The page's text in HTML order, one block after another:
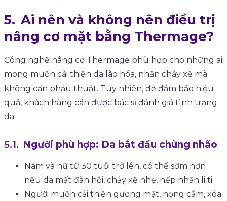
Ai nên và không nên điều trị
nâng cơ mặt bằng Thermage?
Công nghệ nâng cơ Thermage phù hợp cho những ai
mong muốn cải thiện da lão hóa, nhăn chảy xệ mà
không cần phẫu thuật. Tuy nhiên, để đảm bảo hiệu
quả, khách hàng cần được bác sĩ đánh giá tình trạng
da.
Người phù hợp: Da bắt đầu chùng nhão
Nam và nữ từ 30 tuổi trở lên, có thể sớm hơn
nếu da mất đàn hồi, chảy xệ nhẹ, nếp nhăn li ti
Người muốn cải thiện gương mặt, nọng cằm, xóa